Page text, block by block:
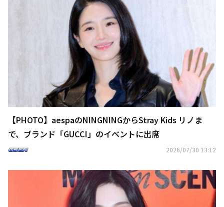
【PHOTO】aespaのNINGNINGからStray Kids リノま
で、ブランド「GUCCI」のイベントに出席
2026/07/30 13:12